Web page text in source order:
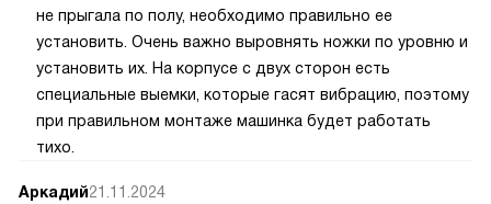
не прыгала по полу, необходимо правильно ее
установить. Очень важно выровнять ножки по уровню и
установить их. На корпусе с двух сторон есть
специальные выемки, которые гасят вибрацию, поэтому
при правильном монтаже машинка будет работать
тихо.
Аркадий21.11.2024